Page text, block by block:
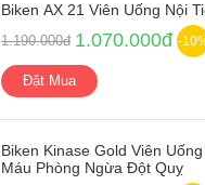
Biken AX 21 Viên Uống Nội
1.190.000đ 1.070.000đ -
Đặt Mua
Biken Kinase Gold Viên
Máu Phòng Ngừa Đột Quỵ